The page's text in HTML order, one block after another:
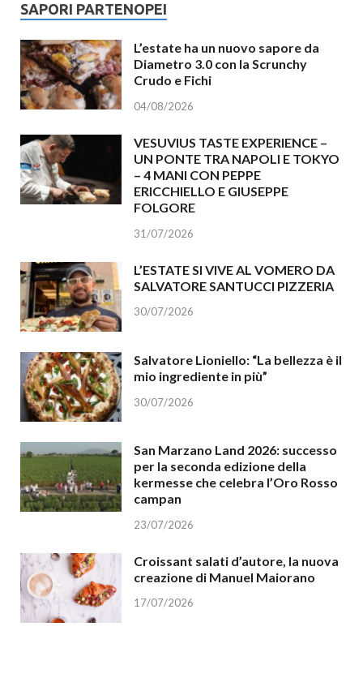
SAPORI PARTENOPEI
L’estate ha un nuovo sapore da
Diametro 3.0 con la Scrunchy
Crudo e Fichi
04/08/2026
VESUVIUS TASTE EXPERIENCE –
UN PONTE TRA NAPOLI E TOKYO
– 4 MANI CON PEPPE
ERICCHIELLO E GIUSEPPE
FOLGORE
31/07/2026
L’ESTATE SI VIVE AL VOMERO DA
SALVATORE SANTUCCI PIZZERIA
30/07/2026
Salvatore Lioniello: “La bellezza è il
mio ingrediente in più”
30/07/2026
San Marzano Land 2026: successo
per la seconda edizione della
kermesse che celebra l’Oro Rosso
campan
23/07/2026
Croissant salati d’autore, la nuova
creazione di Manuel Maiorano
17/07/2026